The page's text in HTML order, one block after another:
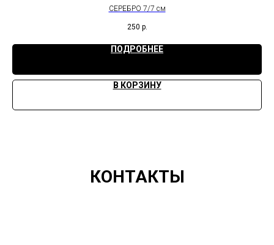
СЕРЕБРО 7/7 см
250 р.
ПОДРОБНЕЕ
В КОРЗИНУ
КОНТАКТЫ